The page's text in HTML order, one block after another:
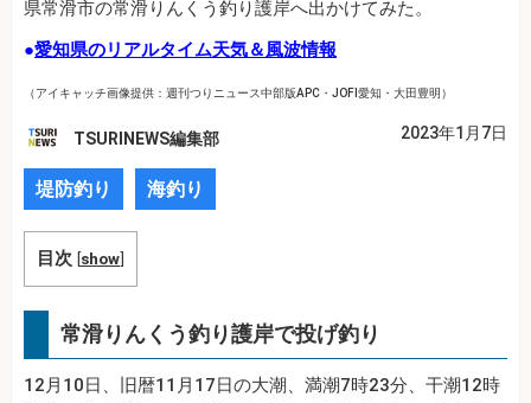
県常滑市の常滑りんくう釣り護岸へ出かけてみた。
●愛知県のリアルタイム天気＆風波情報
（アイキャッチ画像提供：週刊つりニュース中部版APC・JOFI愛知・大田豊明）
TSURINEWS編集部 2023年1月7日
堤防釣り 海釣り
目次 [show]
常滑りんくう釣り護岸で投げ釣り
12月10日、旧暦11月17日の大潮、満潮7時23分、干潮12時